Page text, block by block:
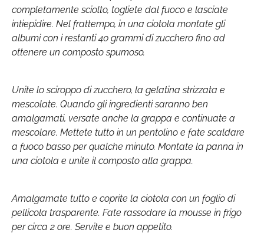
completamente sciolto, togliete dal fuoco e lasciate
intiepidire. Nel frattempo, in una ciotola montate gli
albumi con i restanti 40 grammi di zucchero fino ad
ottenere un composto spumoso.
Unite lo sciroppo di zucchero, la gelatina strizzata e
mescolate. Quando gli ingredienti saranno ben
amalgamati, versate anche la grappa e continuate a
mescolare. Mettete tutto in un pentolino e fate scaldare
a fuoco basso per qualche minuto. Montate la panna in
una ciotola e unite il composto alla grappa.
Amalgamate tutto e coprite la ciotola con un foglio di
pellicola trasparente. Fate rassodare la mousse in frigo
per circa 2 ore. Servite e buon appetito.